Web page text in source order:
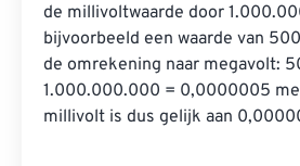
de millivoltwaarde door
bijvoorbeeld een waarde van
de omrekening naar megavolt:
1.000.000.000 = 0,0000005
millivolt is dus gelijk aan